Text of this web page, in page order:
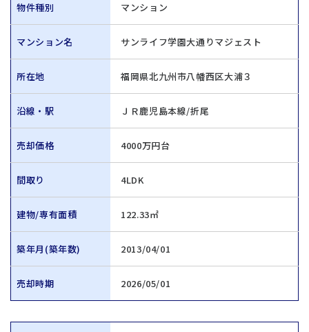
物件種別 マンション
マンション名 サンライフ学園大通りマジェスト
所在地 福岡県北九州市八幡西区大浦３
沿線・駅 ＪＲ鹿児島本線/折尾
売却価格 4000万円台
間取り 4LDK
建物/専有面積 122.33㎡
築年月(築年数) 2013/04/01
売却時期 2026/05/01